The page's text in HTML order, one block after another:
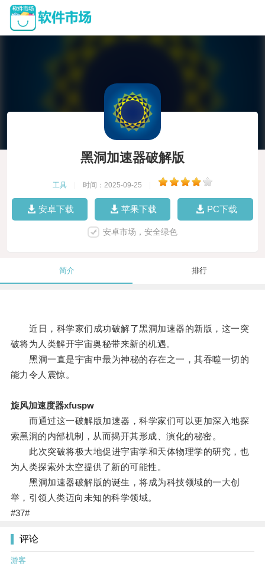
黑洞加速器破解版
工具 时间：2025-09-25
安卓下载 苹果下载 PC下载
安卓市场，安全绿色
简介 排行
近日，科学家们成功破解了黑洞加速器的新版，这一突
破将为人类解开宇宙奥秘带来新的机遇。
黑洞一直是宇宙中最为神秘的存在之一，其吞噬一切的
能力令人震惊。
旋风加速度器xfuspw
而通过这一破解版加速器，科学家们可以更加深入地探
索黑洞的内部机制，从而揭开其形成、演化的秘密。
此次突破将极大地促进宇宙学和天体物理学的研究，也
为人类探索外太空提供了新的可能性。
黑洞加速器破解版的诞生，将成为科技领域的一大创
举，引领人类迈向未知的科学领域。
#37#
评论
游客